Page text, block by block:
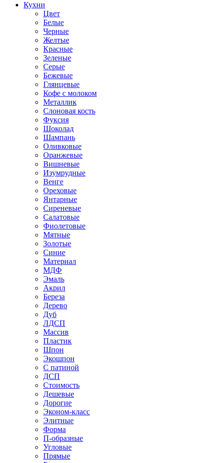
Кухни
Цвет
Белые
Черные
Желтые
Красные
Зеленые
Серые
Бежевые
Глянцевые
Кофе с молоком
Металлик
Слоновая кость
Фуксия
Шоколад
Шампань
Оливковые
Оранжевые
Вишневые
Изумрудные
Венге
Ореховые
Янтарные
Сиреневые
Салатовые
Фиолетовые
Мятные
Золотые
Синие
Материал
МДФ
Эмаль
Акрил
Береза
Дерево
Дуб
ЛДСП
Массив
Пластик
Шпон
Экошпон
С патиной
ДСП
Стоимость
Дешевые
Дорогие
Эконом-класс
Элитные
Форма
П-образные
Угловые
Прямые